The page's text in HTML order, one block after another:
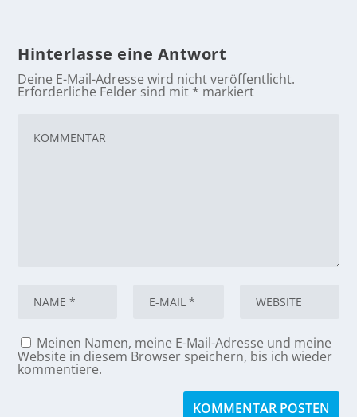
Hinterlasse eine Antwort
Deine E-Mail-Adresse wird nicht veröffentlicht.
Erforderliche Felder sind mit * markiert
Meinen Namen, meine E-Mail-Adresse und meine
Website in diesem Browser speichern, bis ich wieder
kommentiere.